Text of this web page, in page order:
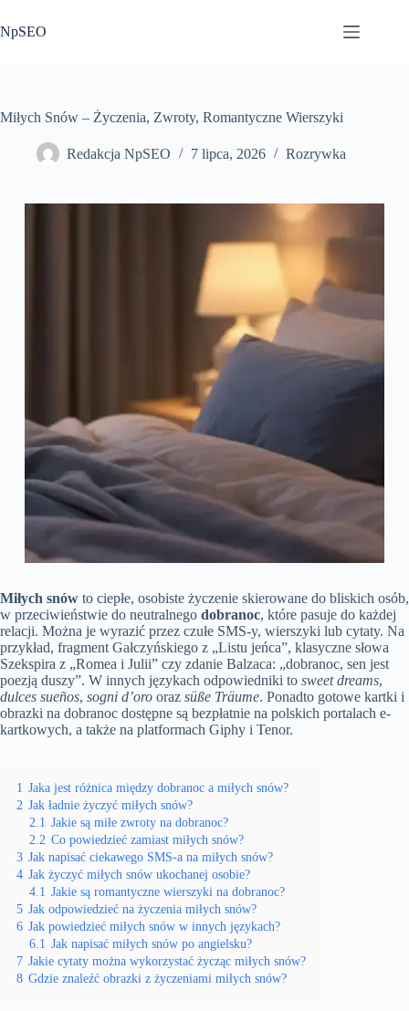
do
treści
NpSEO
Miłych Snów – Życzenia, Zwroty, Romantyczne Wierszyki
Redakcja NpSEO 7 lipca, 2026 Rozrywka
Miłych snów to ciepłe, osobiste życzenie skierowane do bliskich osób,
w przeciwieństwie do neutralnego dobranoc, które pasuje do każdej
relacji. Można je wyrazić przez czułe SMS-y, wierszyki lub cytaty. Na
przykład, fragment Gałczyńskiego z „Listu jeńca”, klasyczne słowa
Szekspira z „Romea i Julii” czy zdanie Balzaca: „dobranoc, sen jest
poezją duszy”. W innych językach odpowiedniki to sweet dreams,
dulces sueños, sogni d’oro oraz süße Träume. Ponadto gotowe kartki i
obrazki na dobranoc dostępne są bezpłatnie na polskich portalach e-
kartkowych, a także na platformach Giphy i Tenor.
1 Jaka jest różnica między dobranoc a miłych snów?
2 Jak ładnie życzyć miłych snów?
2.1 Jakie są miłe zwroty na dobranoc?
2.2 Co powiedzieć zamiast miłych snów?
3 Jak napisać ciekawego SMS-a na miłych snów?
4 Jak życzyć miłych snów ukochanej osobie?
4.1 Jakie są romantyczne wierszyki na dobranoc?
5 Jak odpowiedzieć na życzenia miłych snów?
6 Jak powiedzieć miłych snów w innych językach?
6.1 Jak napisać miłych snów po angielsku?
7 Jakie cytaty można wykorzystać życząc miłych snów?
8 Gdzie znaleźć obrazki z życzeniami miłych snów?